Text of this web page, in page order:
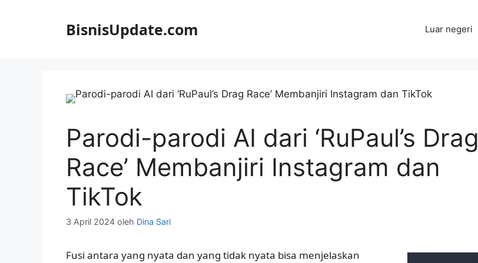
BisnisUpdate.com Luar negeri
Parodi-parodi AI dari ‘RuPaul’s Drag
Race’ Membanjiri Instagram dan
TikTok
3 April 2024 oleh Dina Sari
Fusi antara yang nyata dan yang tidak nyata bisa menjelaskan